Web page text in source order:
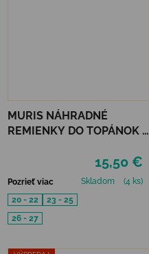
MURIS NÁHRADNÉ
REMIENKY DO TOPÁNOK 3
15,50 €
Pozrieť viac Skladom
(4 ks)
20 - 22
23 - 25
26 - 27